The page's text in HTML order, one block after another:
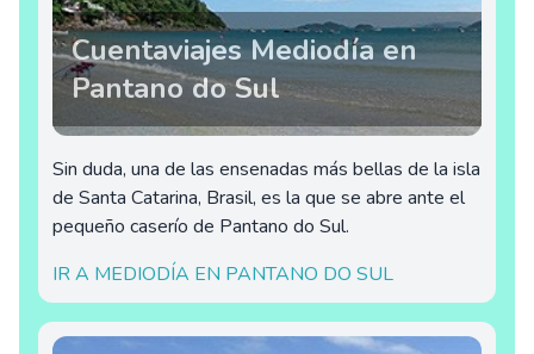
Cuentaviajes Mediodía en
Pantano do Sul
Sin duda, una de las ensenadas más bellas de la isla
de Santa Catarina, Brasil, es la que se abre ante el
pequeño caserío de Pantano do Sul.
IR A MEDIODÍA EN PANTANO DO SUL